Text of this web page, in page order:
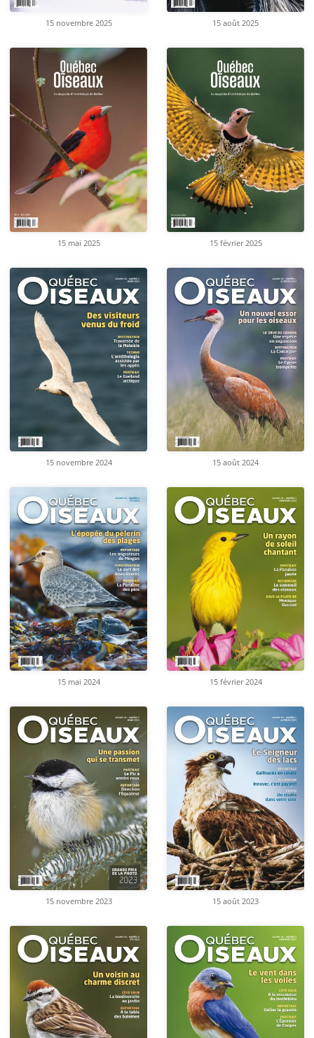
15 novembre 2025 15 août 2025
15 mai 2025 15 février 2025
15 novembre 2024 15 août 2024
15 mai 2024 15 février 2024
15 novembre 2023 15 août 2023